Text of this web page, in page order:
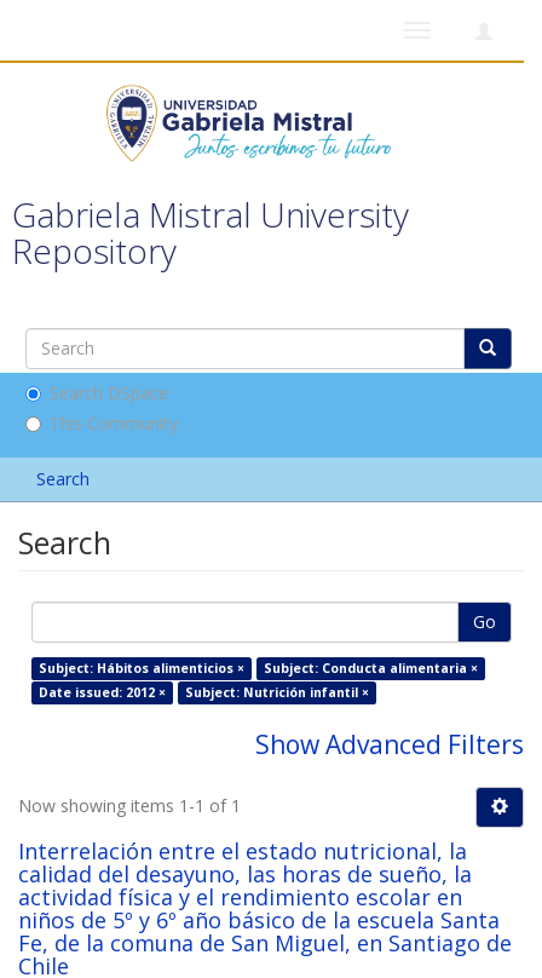
Gabriela Mistral University
Repository
Search DSpace
This Community
Search
Search
Go
Subject: Hábitos alimenticios ×
Subject: Conducta alimentaria ×
Date issued: 2012 ×
Subject: Nutrición infantil ×
Show Advanced Filters
Now showing items 1-1 of 1
Interrelación entre el estado nutricional, la
calidad del desayuno, las horas de sueño, la
actividad física y el rendimiento escolar en
niños de 5º y 6º año básico de la escuela Santa
Fe, de la comuna de San Miguel, en Santiago de
Chile